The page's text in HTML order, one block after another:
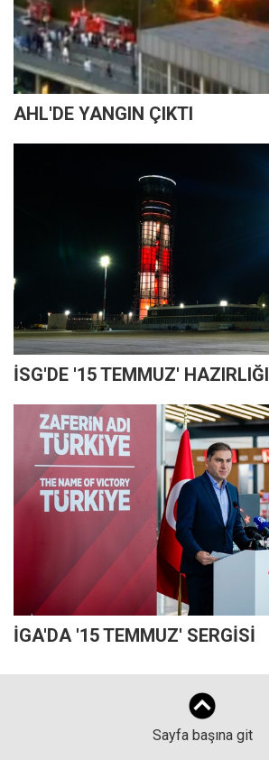
AHL'DE YANGIN ÇIKTI
İSG'DE '15 TEMMUZ' HAZIRLIĞI
İGA'DA '15 TEMMUZ' SERGİSİ
Sayfa başına git